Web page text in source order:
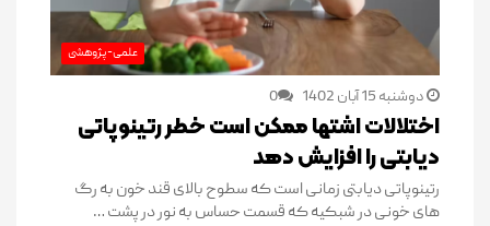
علمی-پژوهشی
دوشنبه 15 آبان 1402 0
اختلالات اشتها ممکن است خطر رتینوپاتی
دیابتی را افزایش دهد
رتینوپاتی دیابتی زمانی است که سطوح بالای قند خون به رگ
های خونی در شبکیه که قسمت حساس به نور در پشت …